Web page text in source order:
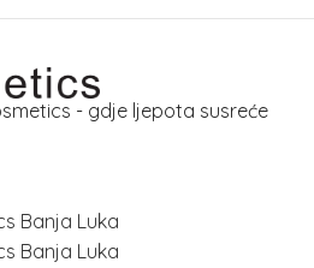
- gdje ljepota susreće
Banja Luka
Banja Luka